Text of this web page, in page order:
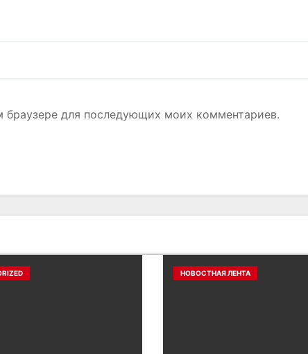
для последующих моих комментариев.
НОВОСТНАЯ ЛЕНТА